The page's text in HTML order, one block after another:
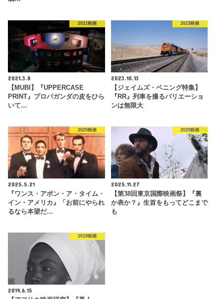
2021映画
2021.3.8
【MUBI】『UPPERCASE
PRINT』プロパガンダの皮をひら
いて…
2023映画
2023.10.13
【ジェイムズ・ベニング特集】
『RR』列車を撮るバリエーショ
ンは無限大
2025映画
2025.5.21
『ワンス・アポン・ア・タイム・
イン・アメリカ』「お前にやられ
るなら本望だ…
2025映画
2025.11.27
【第38回東京国際映画祭】『裏
か表か？』生首をもってどこまで
も
2019映画
2019.6.15